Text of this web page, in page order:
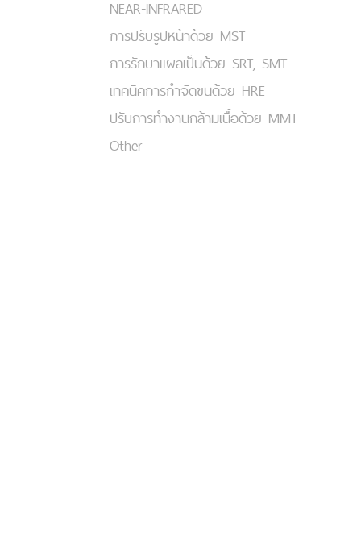
NEAR-INFRARED
การปรับรูปหน้าด้วย MST
การรักษาแผลเป็นด้วย SRT, SMT
เทคนิคการกำจัดขนด้วย HRE
ปรับการทำงานกล้ามเนื้อด้วย MMT
Other